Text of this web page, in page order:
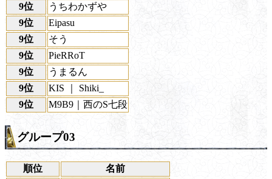
9位
うちわかずや
9位
Eipasu
9位
そう
9位
PieRRoT
9位
うまるん
9位
KIS ｜ Shiki_
9位
M9B9｜西のS七段
グループ03
順位
名前